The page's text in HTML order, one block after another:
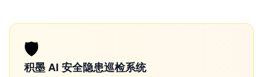
🛡️
积墨 AI 安全隐患巡检系统